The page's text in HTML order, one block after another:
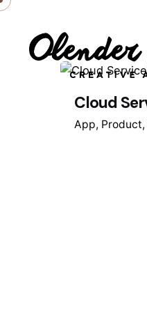
Skip
content
Cloud
App Product